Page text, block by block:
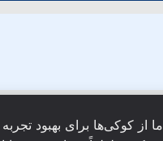
ما از کوکی‌ها برای بهبود